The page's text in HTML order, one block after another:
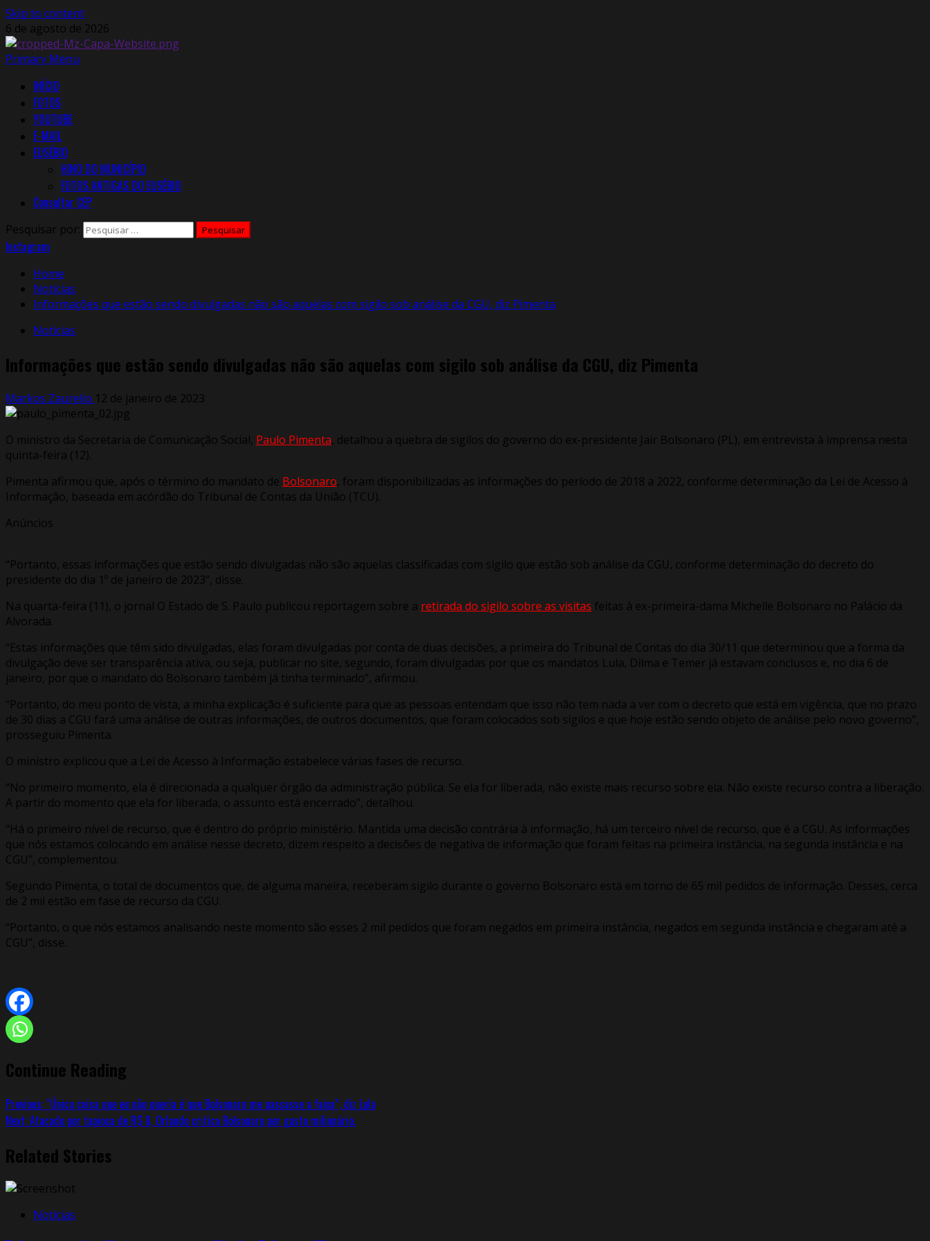
Skip to content
6 de agosto de 2026
Primary Menu
INÍCIO
FOTOS
YOUTUBE
E-MAIL
EUSÉBIO
HINO DO MUNICÍPIO
FOTOS ANTIGAS DO EUSÉBIO
Consultar CEP
Pesquisar por:
Instagram
Home
Notícias
Informações que estão sendo divulgadas não são aquelas com sigilo sob análise da CGU, diz Pimenta
Notícias
Informações que estão sendo divulgadas não são aquelas com sigilo sob análise da CGU, diz Pimenta
Markos Zaurelio 12 de janeiro de 2023
O ministro da Secretaria de Comunicação Social, Paulo Pimenta , detalhou a quebra de sigilos do governo do ex-presidente Jair Bolsonaro (PL), em entrevista à imprensa nesta
quinta-feira (12).
Pimenta afirmou que, após o término do mandato de Bolsonaro , foram disponibilizadas as informações do período de 2018 a 2022, conforme determinação da Lei de Acesso à
Informação, baseada em acórdão do Tribunal de Contas da União (TCU).
Anúncios
“Portanto, essas informações que estão sendo divulgadas não são aquelas classificadas com sigilo que estão sob análise da CGU, conforme determinação do decreto do
presidente do dia 1º de janeiro de 2023”, disse.
Na quarta-feira (11), o jornal O Estado de S. Paulo publicou reportagem sobre a retirada do sigilo sobre as visitas feitas à ex-primeira-dama Michelle Bolsonaro no Palácio da
Alvorada.
“Estas informações que têm sido divulgadas, elas foram divulgadas por conta de duas decisões, a primeira do Tribunal de Contas do dia 30/11 que determinou que a forma da
divulgação deve ser transparência ativa, ou seja, publicar no site, segundo, foram divulgadas por que os mandatos Lula, Dilma e Temer já estavam conclusos e, no dia 6 de
janeiro, por que o mandato do Bolsonaro também já tinha terminado”, afirmou.
“Portanto, do meu ponto de vista, a minha explicação é suficiente para que as pessoas entendam que isso não tem nada a ver com o decreto que está em vigência, que no prazo
de 30 dias a CGU fará uma análise de outras informações, de outros documentos, que foram colocados sob sigilos e que hoje estão sendo objeto de análise pelo novo governo”,
prosseguiu Pimenta.
O ministro explicou que a Lei de Acesso à Informação estabelece várias fases de recurso.
“No primeiro momento, ela é direcionada a qualquer órgão da administração pública. Se ela for liberada, não existe mais recurso sobre ela. Não existe recurso contra a liberação.
A partir do momento que ela for liberada, o assunto está encerrado”, detalhou.
“Há o primeiro nível de recurso, que é dentro do próprio ministério. Mantida uma decisão contrária à informação, há um terceiro nível de recurso, que é a CGU. As informações
que nós estamos colocando em análise nesse decreto, dizem respeito a decisões de negativa de informação que foram feitas na primeira instância, na segunda instância e na
CGU”, complementou.
Segundo Pimenta, o total de documentos que, de alguma maneira, receberam sigilo durante o governo Bolsonaro está em torno de 65 mil pedidos de informação. Desses, cerca
de 2 mil estão em fase de recurso da CGU.
“Portanto, o que nós estamos analisando neste momento são esses 2 mil pedidos que foram negados em primeira instância, negados em segunda instância e chegaram até a
CGU”, disse.
Continue Reading
Previous: “Única coisa que eu não queria é que Bolsonaro me passasse a faixa”, diz Lula
Next:Atacado por tapioca de R$ 8, Orlando critica Bolsonaro por gasto milionário.
Related Stories
Notícias